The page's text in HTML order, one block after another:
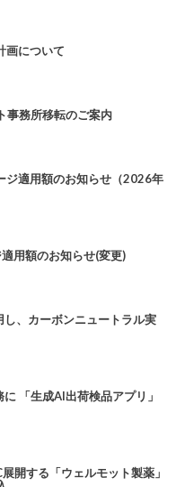
画について
事務所移転のご案内
ジ適用額のお知らせ（2026年
用額のお知らせ(変更)
、カーボンニュートラル実
「生成AI出荷検品アプリ」
開する「ウェルモット製薬」